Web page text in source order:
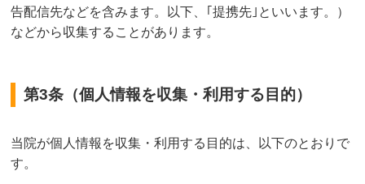
告配信先などを含みます。以下、｢提携先｣といいます。）
などから収集することがあります。
第3条（個人情報を収集・利用する目的）
当院が個人情報を収集・利用する目的は、以下のとおりで
す。